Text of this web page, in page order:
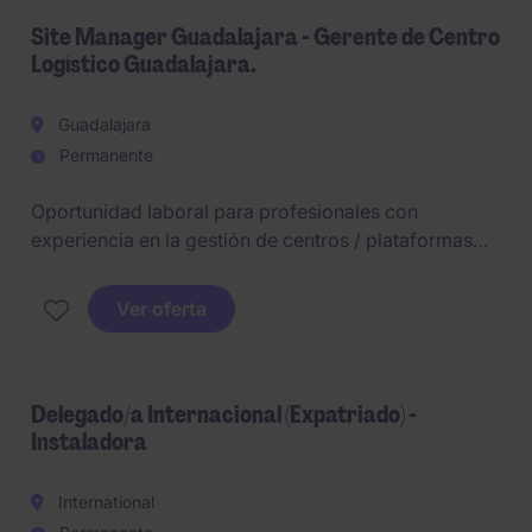
Site Manager Guadalajara - Gerente de Centro
Logístico Guadalajara.
Guadalajara
Permanente
Oportunidad laboral para profesionales con
experiencia en la gestión de centros / plataformas
Ver oferta
Delegado/a Internacional (Expatriado) -
Instaladora
International